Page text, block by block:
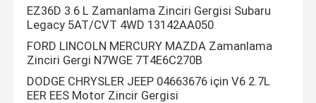
VVT Kiti
EZ36D 3.6 L Zamanlama Zinciri Gergisi Subaru
Legacy 5AT/CVT 4WD 13142AA050
FORD LINCOLN MERCURY MAZDA Zamanlama
Zinciri Gergi N7WGE 7T4E6C270B
DODGE CHRYSLER JEEP 04663676 için V6 2.7L
EER EES Motor Zincir Gergisi